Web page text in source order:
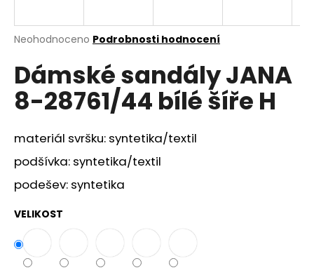
Průměrné
produktu
je
0,0
z
hvězdiček.
Neohodnoceno Podrobnosti hodnocení
Dámské sandály JANA
8-28761/44 bílé šíře H
materiál svršku: syntetika/textil
podšívka: syntetika/textil
podešev: syntetika
VELIKOST
j
t
?
HLEDAT
D
o
p